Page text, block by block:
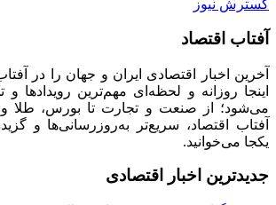
گسترش نیوز
آفتاب اقتصاد
آخرین اخبار اقتصادی ایران و جهان را در
اینجا روزانه و لحظه‌ای مهم‌ترین رویدادها
می‌شود؛ از صنعت و تجارت تا بورس، طلا و
آفتاب اقتصاد، سریع‌تر به‌روزرسانی‌ها و
یکجا می‌خوانید.
جدیدترین اخبار اقتصادی